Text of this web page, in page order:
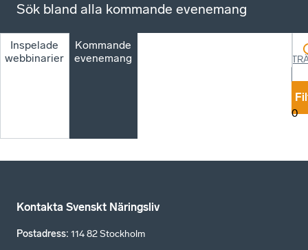
Sök bland alla kommande evenemang
Inspelade
webbinarier
Kommande
evenemang
0
Kontakta Svenskt Näringsliv
Postadress: 114 82 Stockholm